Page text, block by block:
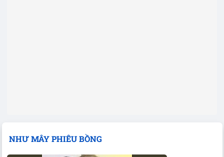
NHƯ MÂY PHIÊU BỒNG